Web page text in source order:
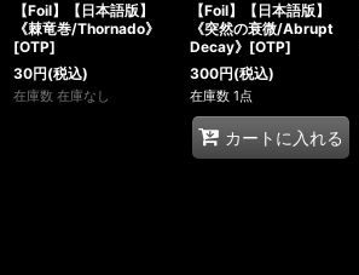
【Foil】【日本語版】
《棘竜巻/Thornado》
[OTP]
30円(税込)
在庫数 在庫なし
【Foil】【日本語版】
《突然の衰微/Abrupt
Decay》[OTP]
300円(税込)
在庫数 1点
カートに入れる